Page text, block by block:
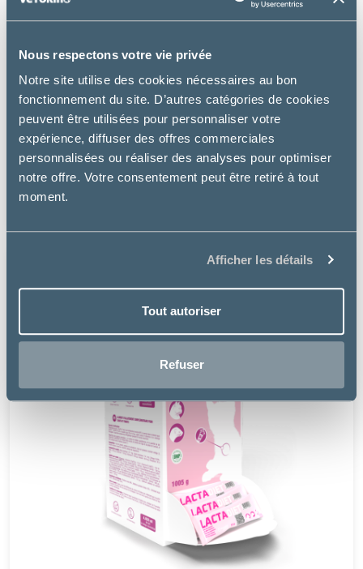
Nous respectons votre vie privée
Notre site utilise des cookies nécessaires au bon
fonctionnement du site. D’autres catégories de cookies
peuvent être utilisées pour personnaliser votre
expérience, diffuser des offres commerciales
personnalisées ou réaliser des analyses pour optimiser
notre offre. Votre consentement peut être retiré à tout
moment.
Afficher les détails
Tout autoriser
Refuser
Royal Canin
BABYCAT MILK